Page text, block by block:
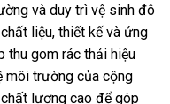
và duy trì vệ sinh đô
liệu, thiết kế và ứng
thu gom rác thải hiệu
môi trường của cộng
chất lượng cao để góp